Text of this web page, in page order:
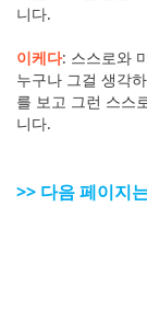
니다.
이케다: 스스로와
누구나 그걸 생각
를 보고 그런 스스
니다.
>> 다음 페이지